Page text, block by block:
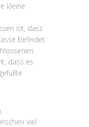
kleine
ist, dass
befindet
dass es
viel